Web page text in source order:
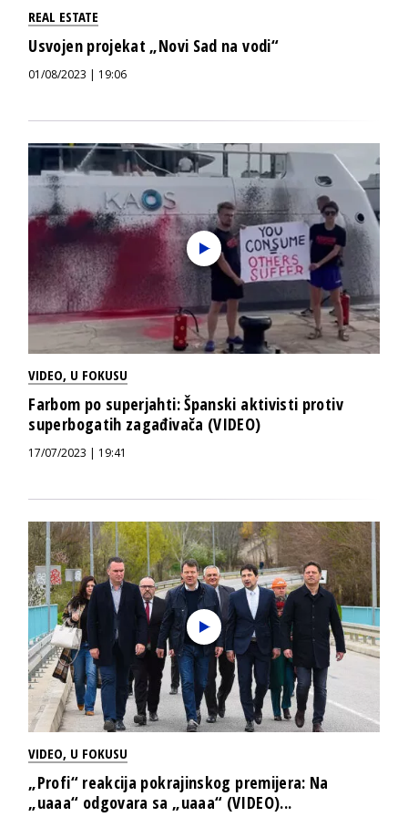
REAL ESTATE
Usvojen projekat „Novi Sad na vodi“
01/08/2023 | 19:06
VIDEO, U FOKUSU
Farbom po superjahti: Španski aktivisti protiv
superbogatih zagađivača (VIDEO)
17/07/2023 | 19:41
VIDEO, U FOKUSU
„Profi“ reakcija pokrajinskog premijera: Na
„uaaa“ odgovara sa „uaaa“ (VIDEO)...